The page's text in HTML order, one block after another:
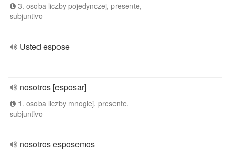
3. osoba liczby pojedynczej, presente,
subjuntivo
Usted espose
nosotros [esposar]
1. osoba liczby mnogiej, presente,
subjuntivo
nosotros esposemos